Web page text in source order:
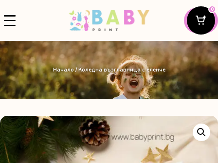
0
Начало/ Коледна възглавница с еленче